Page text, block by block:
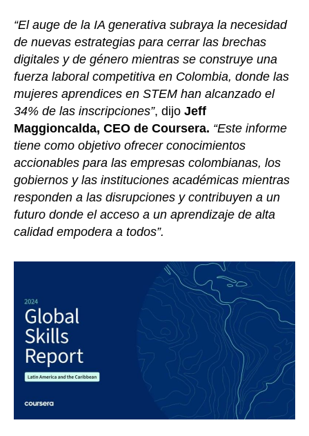
“El auge de la IA generativa subraya la necesidad
de nuevas estrategias para cerrar las brechas
digitales y de género mientras se construye una
fuerza laboral competitiva en Colombia, donde las
mujeres aprendices en STEM han alcanzado el
34% de las inscripciones”, dijo Jeff
Maggioncalda, CEO de Coursera. “Este informe
tiene como objetivo ofrecer conocimientos
accionables para las empresas colombianas, los
gobiernos y las instituciones académicas mientras
responden a las disrupciones y contribuyen a un
futuro donde el acceso a un aprendizaje de alta
calidad empodera a todos”.